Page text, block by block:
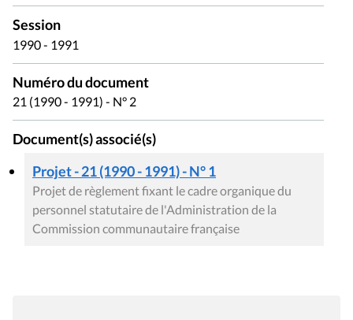
Session
1990 - 1991
Numéro du document
21 (1990 - 1991) - N° 2
Document(s) associé(s)
Projet - 21 (1990 - 1991) - N° 1
Projet de règlement fixant le cadre organique du
personnel statutaire de l'Administration de la
Commission communautaire française